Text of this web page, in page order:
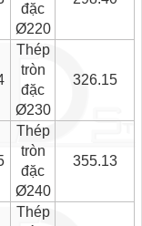
đặc
Ø220
Thép
tròn
đặc
Ø230
326.15
Thép
tròn
đặc
Ø240
355.13
Thép